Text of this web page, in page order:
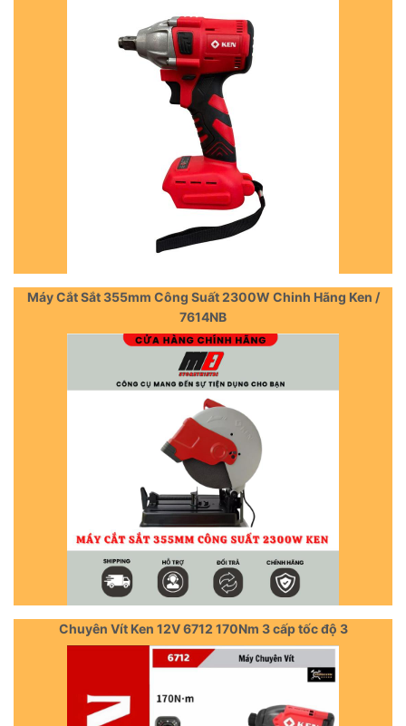
Máy Cắt Sắt 355mm Công Suất 2300W Chinh Hãng Ken /
7614NB
Chuyên Vít Ken 12V 6712 170Nm 3 cấp tốc độ 3